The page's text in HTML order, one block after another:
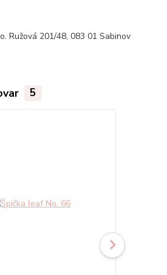
Ružová 201/48, 083 01 Sabinov
5